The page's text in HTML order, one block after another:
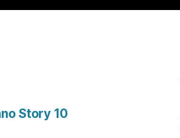
Story 10